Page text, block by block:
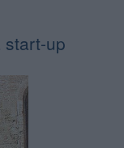
start-up